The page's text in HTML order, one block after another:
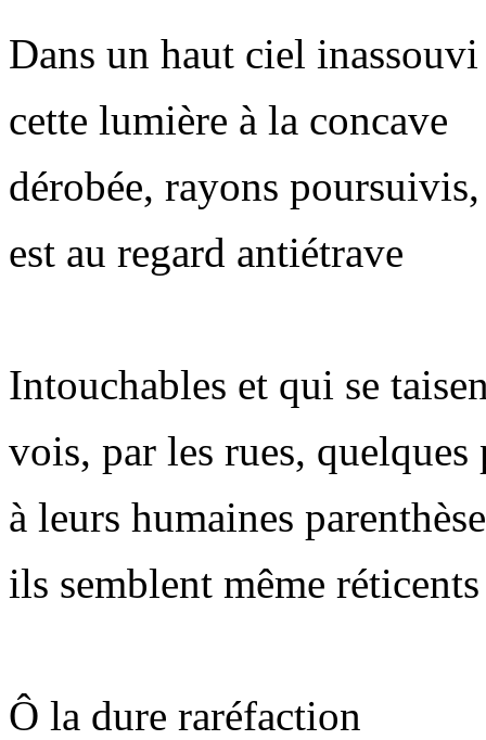
Dans un haut ciel inassouvi
cette lumière à la concave
dérobée, rayons poursuivis,
est au regard antiétrave
Intouchables et qui se
vois, par les rues, quelques
à leurs humaines
ils semblent même réticents
Ô la dure raréfaction